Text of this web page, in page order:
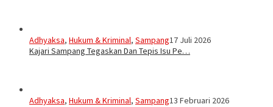
Adhyaksa, Hukum & Kriminal, Sampang17 Juli 2026
Kajari Sampang Tegaskan Dan Tepis Isu Pe…
Adhyaksa, Hukum & Kriminal, Sampang13 Februari 2026